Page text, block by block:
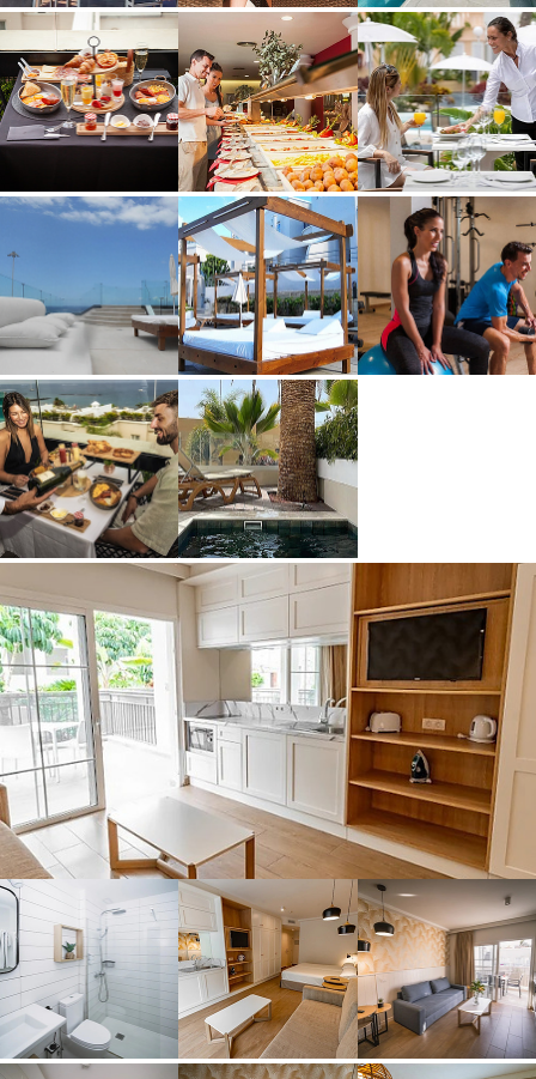
VILLEN
ANGEBOTE
SKY BAR MARGARITA'S
BEACH CLUBS
GALERIE
GASTRONOMIE
AKTIVITÄTEN
VERANSTALTUNGEN
KONTAKT
MEINE RESERVIERUNGEN
ESPAÑOL ENGLISH DEUTSCH